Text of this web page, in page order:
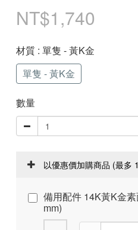
NT$1,740
材質 : 單隻 - 黃K金
單隻 - 黃K金
數量
以優惠價加購商品 (最多
備用配件 14K黃K金
mm)